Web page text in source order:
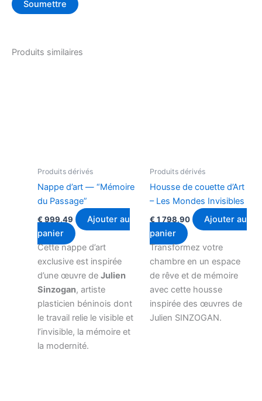
Produits similaires
Produits dérivés
Nappe d’art — “Mémoire
du Passage”
€ 999,49
Ajouter au
panier
Cette nappe d’art
exclusive est inspirée
d’une œuvre de Julien
Sinzogan, artiste
plasticien béninois dont
le travail relie le visible et
l’invisible, la mémoire et
la modernité.
Produits dérivés
Housse de couette d’Art
– Les Mondes Invisibles
€ 1 798,90
Ajouter au
panier
Transformez votre
chambre en un espace
de rêve et de mémoire
avec cette housse
inspirée des œuvres de
Julien SINZOGAN.